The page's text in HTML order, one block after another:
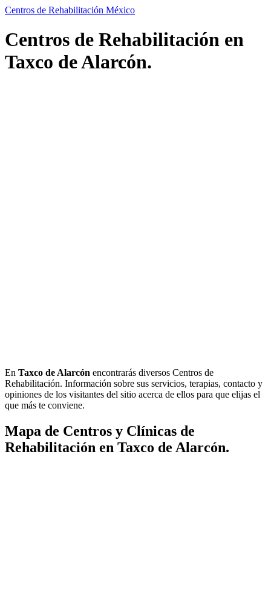
Centros de Rehabilitación México
Centros de Rehabilitación en
Taxco de Alarcón.
En Taxco de Alarcón encontrarás diversos Centros de
Rehabilitación. Información sobre sus servicios, terapias, contacto y
opiniones de los visitantes del sitio acerca de ellos para que elijas el
que más te conviene.
Mapa de Centros y Clínicas de
Rehabilitación en Taxco de Alarcón.